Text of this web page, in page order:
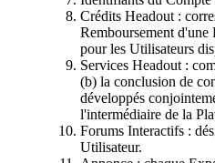
Crédits Headout :
Remboursement d'une
pour les Utilisateurs
Services Headout :
(b) la conclusion de
développés
l'intermédiaire de la
Forums Interactifs :
Utilisateur.